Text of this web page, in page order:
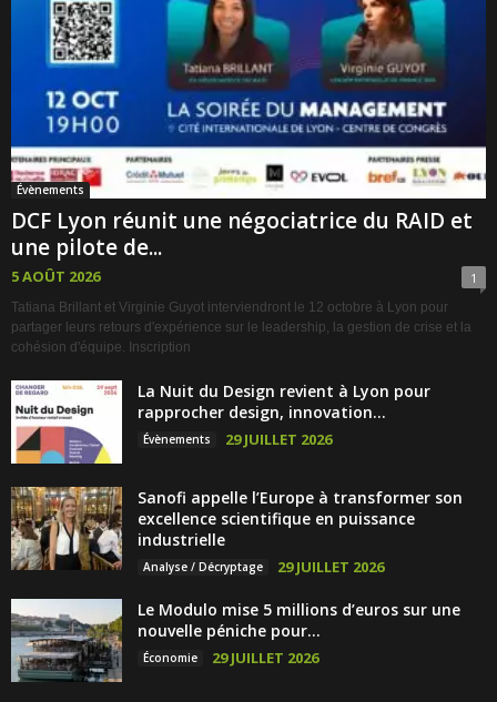
Évènements
DCF Lyon réunit une négociatrice du RAID et
une pilote de...
5 AOÛT 2026 1
Tatiana Brillant et Virginie Guyot interviendront le 12 octobre à Lyon pour
partager leurs retours d'expérience sur le leadership, la gestion de crise et la
cohésion d'équipe. Inscription
La Nuit du Design revient à Lyon pour
rapprocher design, innovation...
Évènements 29 JUILLET 2026
Sanofi appelle l’Europe à transformer son
excellence scientifique en puissance
industrielle
Analyse / Décryptage 29 JUILLET 2026
Le Modulo mise 5 millions d’euros sur une
nouvelle péniche pour...
Économie 29 JUILLET 2026